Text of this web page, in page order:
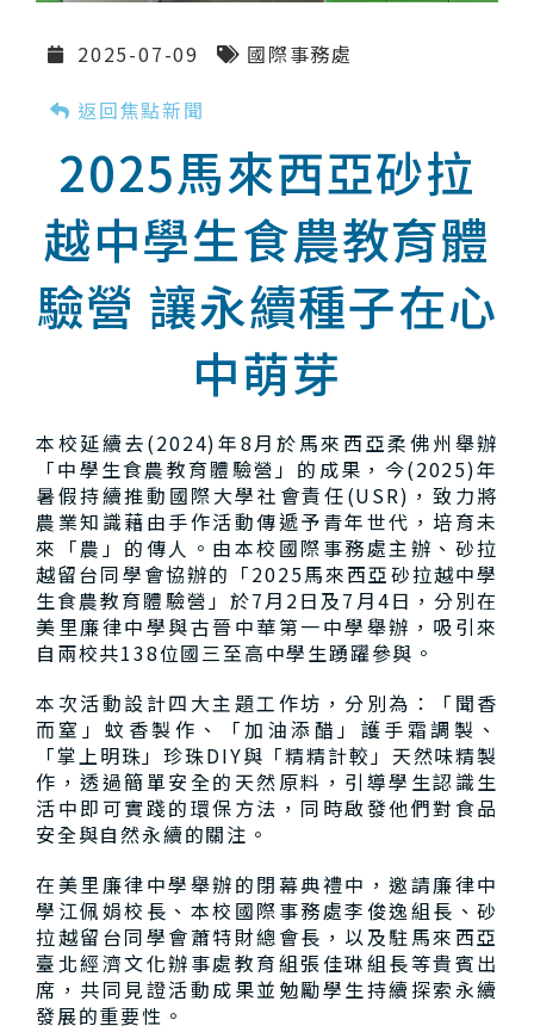
2025-07-09
國際事務處
返回焦點新聞
2025馬來西亞砂拉
越中學生食農教育體
驗營 讓永續種子在心
中萌芽
本校延續去(2024)年8月於馬來西亞柔佛州舉辦
「中學生食農教育體驗營」的成果，今(2025)年
暑假持續推動國際大學社會責任(USR)，致力將
農業知識藉由手作活動傳遞予青年世代，培育未
來「農」的傳人。由本校國際事務處主辦、砂拉
越留台同學會協辦的「2025馬來西亞砂拉越中學
生食農教育體驗營」於7月2日及7月4日，分別在
美里廉律中學與古晉中華第一中學舉辦，吸引來
自兩校共138位國三至高中學生踴躍參與。
本次活動設計四大主題工作坊，分別為：「聞香
而窒」蚊香製作、「加油添醋」護手霜調製、
「掌上明珠」珍珠DIY與「精精計較」天然味精製
作，透過簡單安全的天然原料，引導學生認識生
活中即可實踐的環保方法，同時啟發他們對食品
安全與自然永續的關注。
在美里廉律中學舉辦的閉幕典禮中，邀請廉律中
學江佩娟校長、本校國際事務處李俊逸組長、砂
拉越留台同學會蕭特財總會長，以及駐馬來西亞
臺北經濟文化辦事處教育組張佳琳組長等貴賓出
席，共同見證活動成果並勉勵學生持續探索永續
發展的重要性。